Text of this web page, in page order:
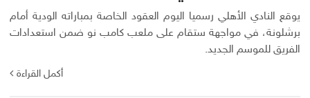
يوقع النادي الأهلي رسميا اليوم العقود الخاصة بمباراته الودية أمام
برشلونة، في مواجهة ستقام على ملعب كامب نو ضمن استعدادات
الفريق للموسم الجديد.
أكمل القراءة